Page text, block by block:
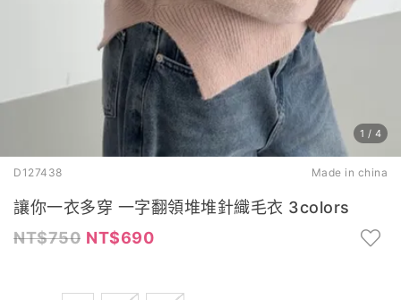
1 / 4
D127438 Made in china
讓你一衣多穿 一字翻領堆堆針織毛衣 3colors
750
690